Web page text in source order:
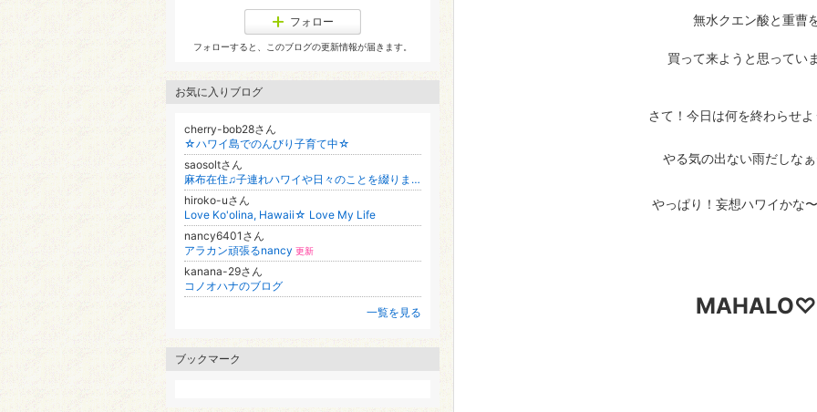
無水クエン酸と重曹
買って来ようと思ってい
さて！今日は何を終わらせ
やる気の出ない雨だしな
やっぱり！妄想ハワイかな〜
MAHALO♡
フォロー
フォローすると、このブログの更新情報が届きます。
お気に入りブログ
cherry-bob28さん
☆ハワイ島でのんびり子育て中☆
saosoltさん
麻布在住♫子連れハワイや日々のことを綴ります♪
hiroko-uさん
Love Ko'olina, Hawaii☆ Love My Life
nancy6401さん
アラカン頑張るnancy 更新
kanana-29さん
コノオハナのブログ
一覧を見る
ブックマーク